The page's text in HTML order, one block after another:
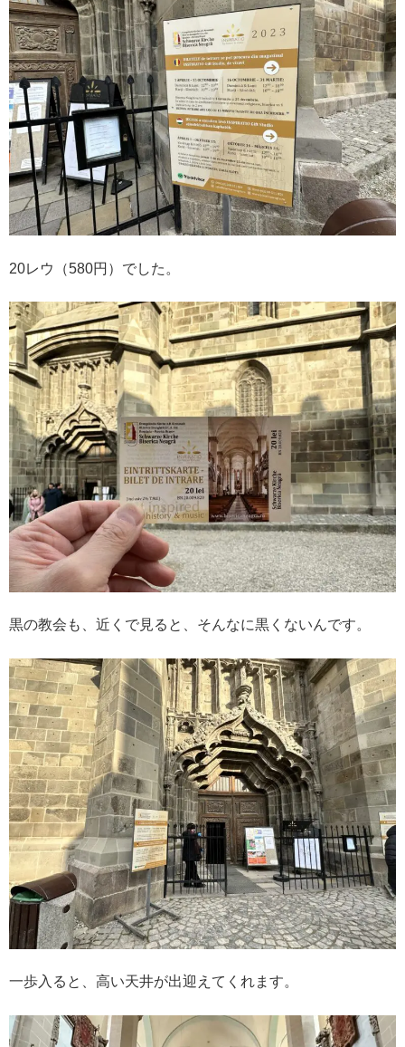
20レウ（580円）でした。
黒の教会も、近くで見ると、そんなに黒くないんです。
一歩入ると、高い天井が出迎えてくれます。